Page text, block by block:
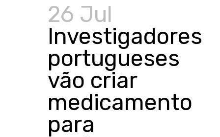
26 Jul
Investigadores
portugueses
vão criar
medicamento
para